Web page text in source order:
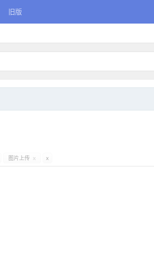
旧版
图片上传 x x